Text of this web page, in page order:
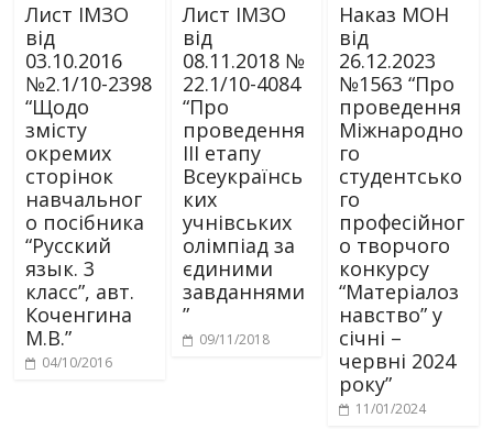
Лист ІМЗО
від
03.10.2016
№2.1/10-2398
“Щодо
змісту
окремих
сторінок
навчальног
о посібника
“Русский
язык. 3
класс”, авт.
Коченгина
М.В.”
04/10/2016
Лист ІМЗО
від
08.11.2018 №
22.1/10-4084
“Про
проведення
ІІІ етапу
Всеукраїнсь
ких
учнівських
олімпіад за
єдиними
завданнями
”
09/11/2018
Наказ МОН
від
26.12.2023
№1563 “Про
проведення
Міжнародно
го
студентсько
го
професійног
о творчого
конкурсу
“Матеріалоз
навство” у
січні –
червні 2024
року”
11/01/2024